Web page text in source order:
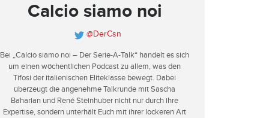
Calcio siamo noi
@DerCsn
Bei „Calcio siamo noi – Der Serie-A-Talk“ handelt es sich
um einen wöchentlichen Podcast zu allem, was den
Tifosi der italienischen Eliteklasse bewegt. Dabei
überzeugt die angenehme Talkrunde mit Sascha
Baharian und René Steinhuber nicht nur durch ihre
Expertise, sondern unterhält Euch mit ihrer lockeren Art